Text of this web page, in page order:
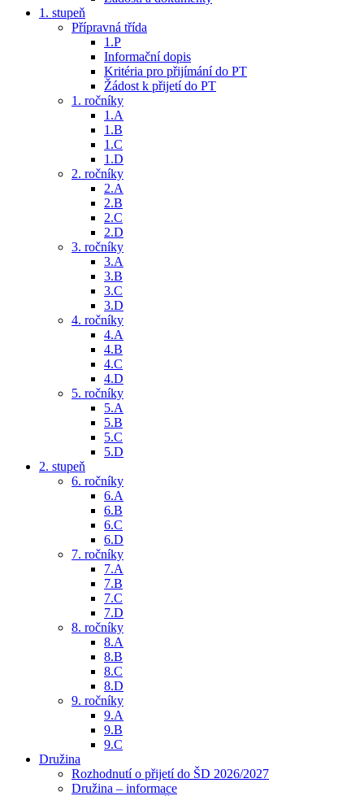
1. stupeň
Přípravná třída
1.P
Informační dopis
Kritéria pro přijímání do PT
Žádost k přijetí do PT
1. ročníky
1.A
1.B
1.C
1.D
2. ročníky
2.A
2.B
2.C
2.D
3. ročníky
3.A
3.B
3.C
3.D
4. ročníky
4.A
4.B
4.C
4.D
5. ročníky
5.A
5.B
5.C
5.D
2. stupeň
6. ročníky
6.A
6.B
6.C
6.D
7. ročníky
7.A
7.B
7.C
7.D
8. ročníky
8.A
8.B
8.C
8.D
9. ročníky
9.A
9.B
9.C
Družina
Rozhodnutí o přijetí do ŠD 2026/2027
Družina – informace